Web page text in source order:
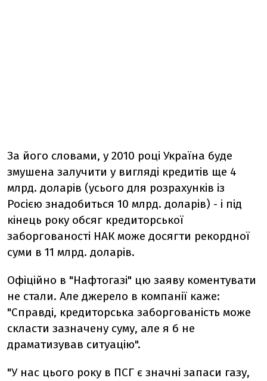
За його словами, у 2010 році Україна буде
змушена залучити у вигляді кредитів ще 4
млрд. доларів (усього для розрахунків із
Росією знадобиться 10 млрд. доларів) - і під
кінець року обсяг кредиторської
заборгованості НАК може досягти рекордної
суми в 11 млрд. доларів.
Офіційно в "Нафтогазі" цю заяву коментувати
не стали. Але джерело в компанії каже:
"Справді, кредиторська заборгованість може
скласти зазначену суму, але я б не
драматизував ситуацію".
"У нас цього року в ПСГ є значні запаси газу,